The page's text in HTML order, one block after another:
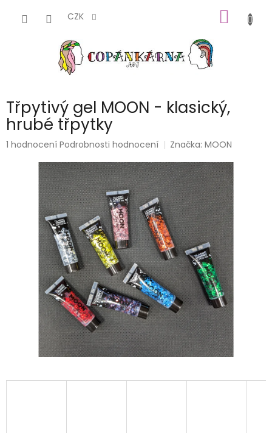
CZK
KOŠÍK
Třpytivý gel MOON - klasický,
hrubé třpytky
Průměrné
produktu
hvězdiček.
1 hodnocení Podrobnosti hodnocení Značka:MOON